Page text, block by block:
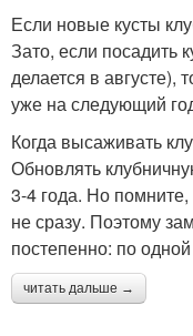
Если новые кусты
Зато, если посадить
делается в августе),
уже на следующий
Когда высаживать
Обновлять
3-4 года. Но
не сразу. Поэтому
постепенно: по одной
читать дальше →